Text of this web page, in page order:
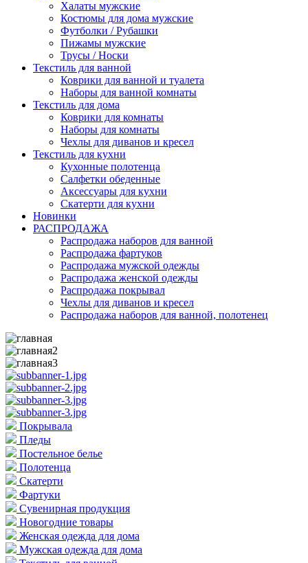
Халаты мужские
Костюмы для дома мужские
Футболки / Рубашки
Пижамы мужские
Трусы / Носки
Текстиль для ванной
Коврики для ванной и туалета
Наборы для ванной комнаты
Текстиль для дома
Коврики для комнаты
Наборы для комнаты
Чехлы для диванов и кресел
Текстиль для кухни
Кухонные полотенца
Салфетки обеденные
Аксессуары для кухни
Скатерти для кухни
Новинки
РАСПРОДАЖА
Распродажа наборов для ванной
Распродажа фартуков
Распродажа мужской одежды
Распродажа женской одежды
Распродажа покрывал
Чехлы для диванов и кресел
Распродажа наборов для ванной, полотенец
Покрывала
Пледы
Постельное белье
Полотенца
Скатерти
Фартуки
Сувенирная продукция
Новогодние товары
Женская одежда для дома
Мужская одежда для дома